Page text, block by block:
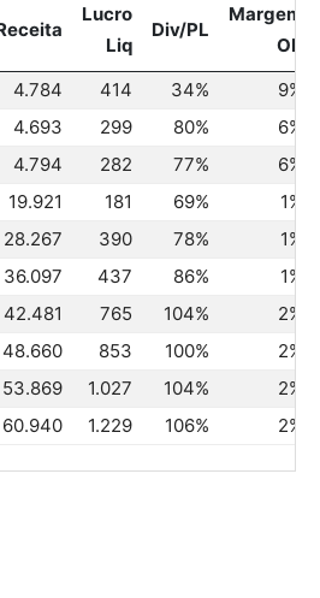
Lucro
Liq
Div/PL
Margem
OP
4.784 414 34%
9%
4.693 299 80%
6%
4.794 282 77%
6%
19.921 181 69%
1%
28.267 390 78%
1%
36.097 437 86%
1%
42.481 765 104%
2%
48.660 853 100%
2%
53.869 1.027 104%
2%
60.940 1.229 106% 2%